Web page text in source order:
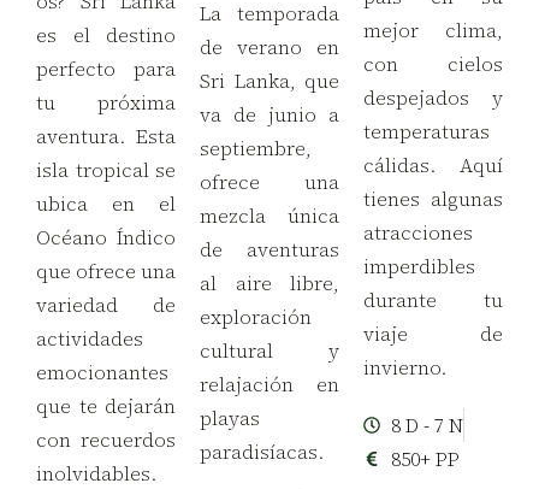
es el destino
perfecto para
tu próxima
aventura. Esta
isla tropical se
ubica en el
Océano Índico
que ofrece una
variedad de
actividades
emocionantes
que te dejarán
con recuerdos
inolvidables.
La temporada
de verano en
Sri Lanka, que
va de junio a
septiembre,
ofrece una
mezcla única
de aventuras
al aire libre,
exploración
cultural y
relajación en
playas
paradisíacas.
mejor clima,
con cielos
despejados y
temperaturas
cálidas. Aquí
tienes algunas
atracciones
imperdibles
durante tu
viaje de
invierno.
8 D - 7 N
850+ PP